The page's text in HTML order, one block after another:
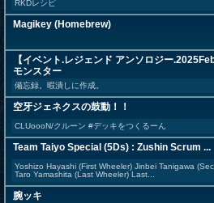
RKDレシピ
Magikey (Homebrew)
【イベント.レジェンド アンソロジー
モンスター
備忘録。暇潰しに作成。
空牙ジェネクスの鼓動！！
CLUoooN/クルーン #デッキをつくるーん
Team Taiyo Special (5Ds) : Zushin Scrum ...
Yoshizo Hayashi (First Wheeler) Jinbei Tanigawa
Taro Yamashita (Last Wheeler) Last...
腕ッキ